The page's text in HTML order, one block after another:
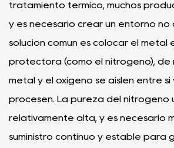
tratamiento térmico, muchos
y es necesario crear un entorno no
solución común es colocar el metal
protectora (como el nitrógeno), de
metal y el oxígeno se aislen entre sí
procesen. La pureza del nitrógeno
relativamente alta, y es necesario
suministro continuo y estable para